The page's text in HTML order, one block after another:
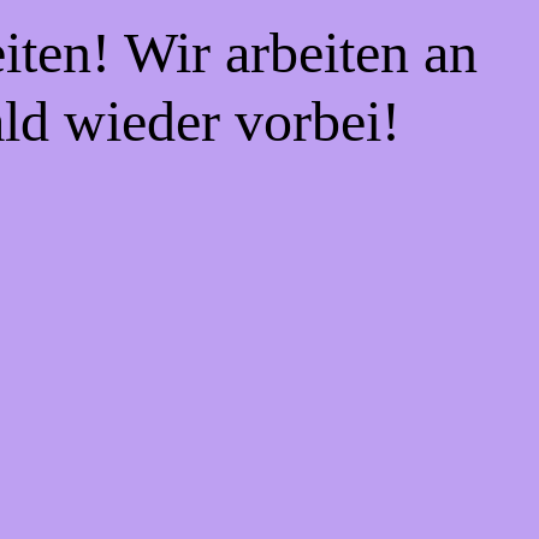
Wir arbeiten an
wieder vorbei!